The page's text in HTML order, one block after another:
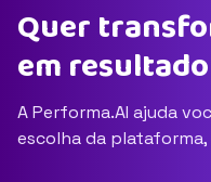
Quer
em
A Performa.AI ajuda
escolha da